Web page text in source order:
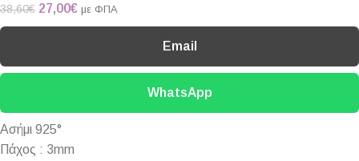
38,60€ 27,00€ με ΦΠΑ
Email
WhatsApp
Ασήμι 925°
Πάχος : 3mm